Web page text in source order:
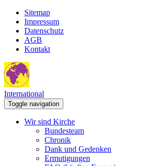
Sitemap
Impressum
Datenschutz
AGB
Kontakt
International
Toggle navigation
Wir sind Kirche
Bundesteam
Chronik
Dank und Gedenken
Ermutigungen